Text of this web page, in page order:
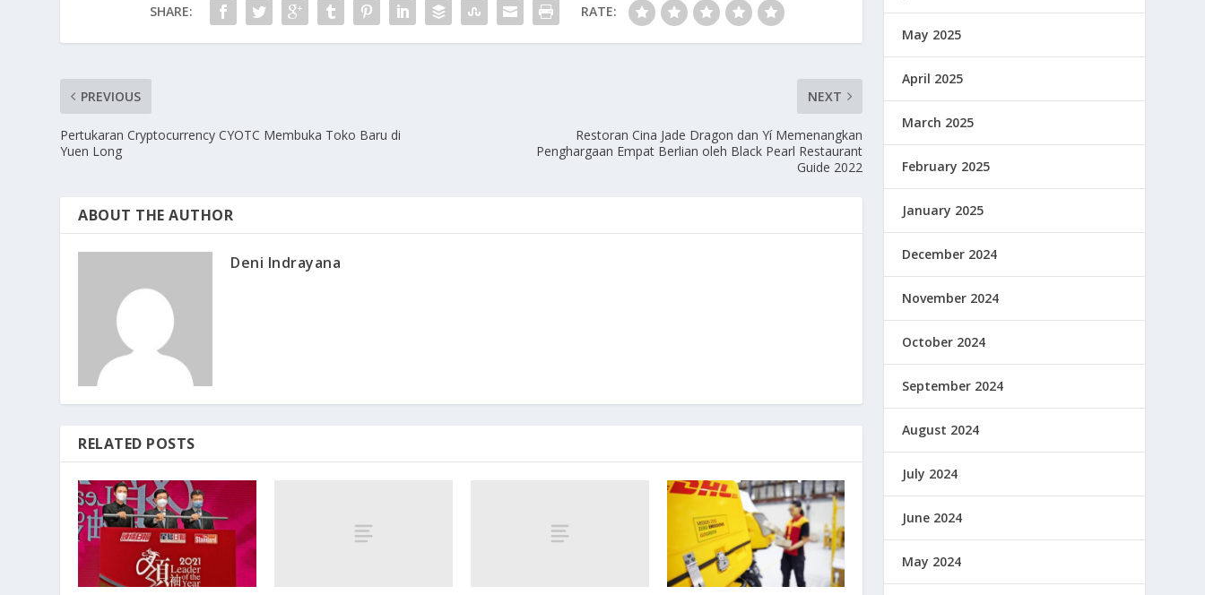
SHARE: RATE:
PREVIOUS
Pertukaran Cryptocurrency CYOTC Membuka Toko Baru di
Yuen Long
NEXT
Restoran Cina Jade Dragon dan Yí Memenangkan
Penghargaan Empat Berlian oleh Black Pearl Restaurant
Guide 2022
ABOUT THE AUTHOR
Deni Indrayana
RELATED POSTS
May 2025
April 2025
March 2025
February 2025
January 2025
December 2024
November 2024
October 2024
September 2024
August 2024
July 2024
June 2024
May 2024